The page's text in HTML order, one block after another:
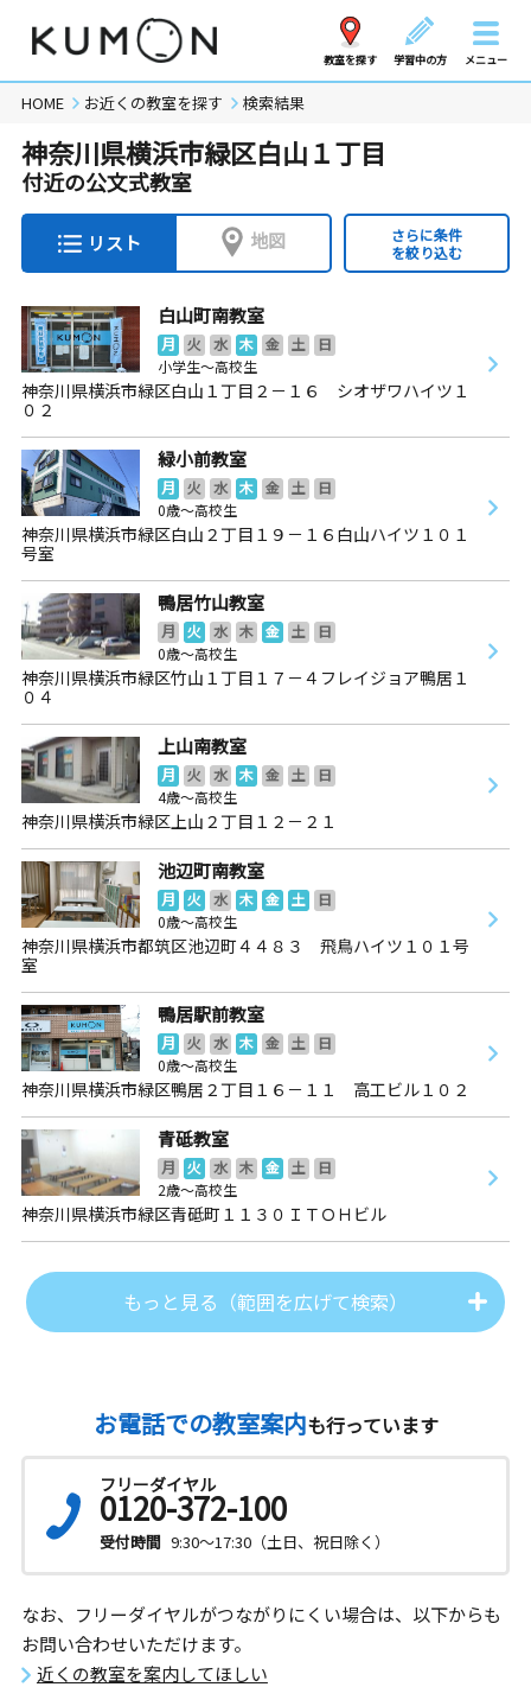
教室を探す 学習中の方 メニュー
HOME お近くの教室を探す 検索結果
神奈川県横浜市緑区白山１丁目
付近の公文式教室
リスト 地図
さらに条件
を絞り込む
白山町南教室
月 火 水 木 金 土
日
小学生～高校生
神奈川県横浜市緑区白山１丁目２－１６ シオザワハイツ１
０２
緑小前教室
月 火 水 木 金 土
日
0歳～高校生
神奈川県横浜市緑区白山２丁目１９－１６白山ハイツ１０１
号室
鴨居竹山教室
月 火 水 木 金 土
日
0歳～高校生
神奈川県横浜市緑区竹山１丁目１７－４フレイジョア鴨居１
０４
上山南教室
月 火 水 木 金 土
日
4歳～高校生
神奈川県横浜市緑区上山２丁目１２－２１
池辺町南教室
月 火 水 木 金 土
日
0歳～高校生
神奈川県横浜市都筑区池辺町４４８３ 飛鳥ハイツ１０１号
室
鴨居駅前教室
月 火 水 木 金 土
日
0歳～高校生
神奈川県横浜市緑区鴨居２丁目１６－１１ 高工ビル１０２
青砥教室
月 火 水 木 金 土
日
2歳～高校生
神奈川県横浜市緑区青砥町１１３０ＩＴＯＨビル
もっと見る（範囲を広げて検索）
お電話での教室案内も行っています
フリーダイヤル
0120-372-100
受付時間 9:30～17:30（土日、祝日除く）
なお、フリーダイヤルがつながりにくい場合は、以下からも
お問い合わせいただけます。
近くの教室を案内してほしい